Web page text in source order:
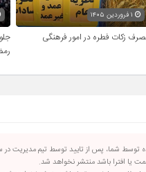
۱ فروردین ۱۴۰۵
زکات فطره در امور فرهنگی
توسط شما، پس از تایید توسط تیم مدیریت
یا افترا باشد منتشر نخواهد شد.